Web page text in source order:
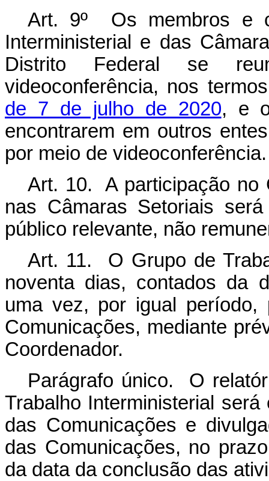
Art. 9º Os membros e
Interministerial e das
Distrito Federal se
videoconferência, nos
de 7 de julho de 2020, e
encontrarem em outros
por meio de videoconferência.
Art. 10. A participação no
nas Câmaras Setoriais
público relevante, não
Art. 11. O Grupo de
noventa dias, contados da
uma vez, por igual
Comunicações, mediante
Coordenador.
Parágrafo único. O
Trabalho Interministerial
das Comunicações e
das Comunicações, no
da data da conclusão das